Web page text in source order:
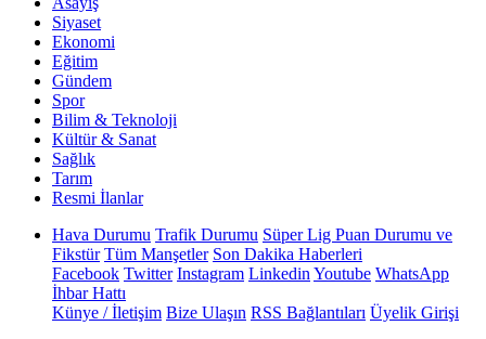
Siyaset
Ekonomi
Eğitim
Gündem
Spor
Bilim & Teknoloji
Kültür & Sanat
Sağlık
Tarım
Resmi İlanlar
Hava Durumu Trafik Durumu Süper Lig Puan Durumu ve
Fikstür Tüm Manşetler Son Dakika Haberleri
Facebook Twitter Instagram Linkedin Youtube WhatsApp
İhbar Hattı
Künye / İletişim Bize Ulaşın RSS Bağlantıları Üyelik Girişi